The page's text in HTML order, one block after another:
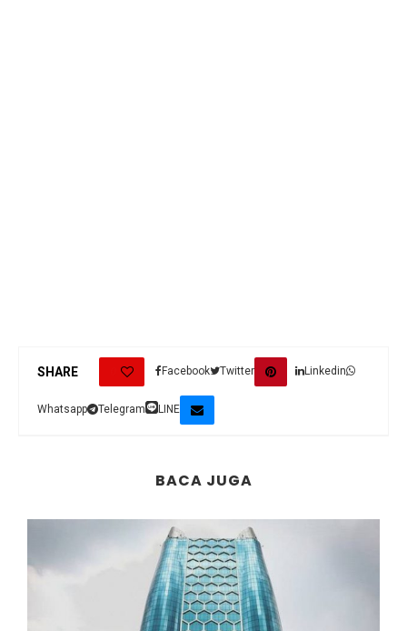
SHARE Facebook Twitter Linkedin
Whatsapp Telegram LINE
BACA JUGA